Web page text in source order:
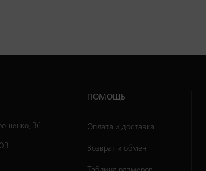
36
ПОМОЩЬ
Оплата и доставка
Возврат и обмен